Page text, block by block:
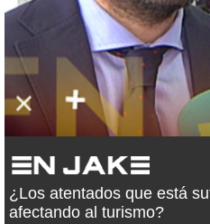
¿Los atentados que está
afectando al turismo?